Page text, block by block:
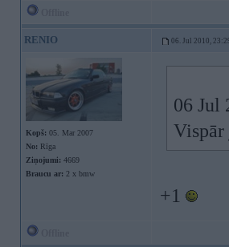
RENIO 06. Jul 2010,
Kopš: 05. Mar 2007
No: Rīga
Ziņojumi: 4669
Braucu ar: 2 x bmw
06 Jul
+1